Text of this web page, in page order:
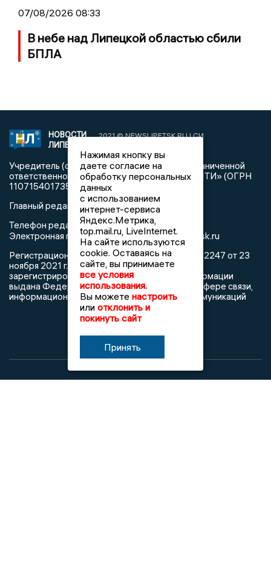
07/08/2026 08:33
В небе над Липецкой областью сбили
БПЛА
НОВОСТИ
ЛИПЕЦКА
2021 © NEWSLIPETSK.RU | СИ
Учредитель (соучредители): Общество с ограниченной
ответственностью «РЕГИОНАЛЬНЫЕ НОВОСТИ» (ОГРН
1107154017354)
Главный редактор: Герцог Е.Г.
Телефон редакции: +7 903 699 9427
Электронная почта редакции:info@newslipetsk.ru
Регистрационный номер: серия Эл № ФС77-82247 от 23
ноября 2021 г. согласно выписке из реестра
зарегистрированных средств массовой информации
выдана Федеральной службой по надзору в сфере связи,
информационных технологий и массовых коммуникаций
Нажимая кнопку вы
даете согласие на
обработку персональных
данных
с использованием
интернет-сервиса
Яндекс.Метрика,
top.mail.ru, LiveInternet.
На сайте используются
cookie. Оставаясь на
сайте, вы принимаете
все условия
использования.
Вы можете настроить
или отклонить и
покинуть сайт
Принять